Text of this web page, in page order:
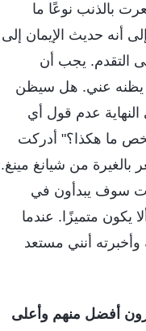
بالذنب نوعًا ما
أنه حديث الإيمان إلى
التقدم. يجب أن
يظنه عني. هل سيظن
عدم قول أي
ما هكذا؟" أدركت
من شيانغ مينغ.
سوف يبدأون في
يكون متميزًا. عندما
أنني مستعد
أفضل منهم وأعلى